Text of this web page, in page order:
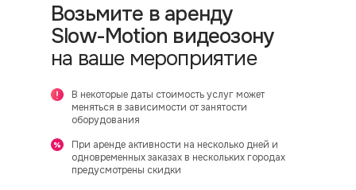
Возьмите в аренду
Slow-Motion видеозону
на ваше мероприятие
В некоторые даты стоимость услуг может
меняться в зависимости от занятости
оборудования
При аренде активности на несколько дней и
одновременных заказах в нескольких городах
предусмотрены скидки